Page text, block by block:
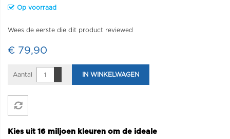
Op voorraad
Wees de eerste die dit product reviewed
€ 79,90
Aantal IN WINKELWAGEN
Kies uit 16 miljoen kleuren om de ideale